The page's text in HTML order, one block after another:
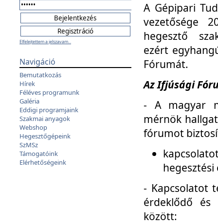
Elfelejtettem a jelszavam...
Navigáció
Bemutatkozás
Hírek
Féléves programunk
Galéria
Eddigi programjaink
Szakmai anyagok
Webshop
Hegesztőgépeink
SzMSz
Támogatóink
Elérhetőségeink
A Gépipari
vezetősége
hegesztő
ezért
Fórumát.
Az Ifjúsági
- A magyar
mérnök
fórumot
- Kapcsolatot
érdeklődő és
között: